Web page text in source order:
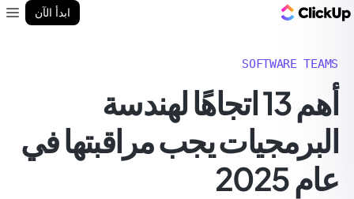
ابدأ الآن
SOFTWARE TEAMS
أهم 13 اتجاهًا لهندسة
البرمجيات يجب مراقبتها في
عام 2025